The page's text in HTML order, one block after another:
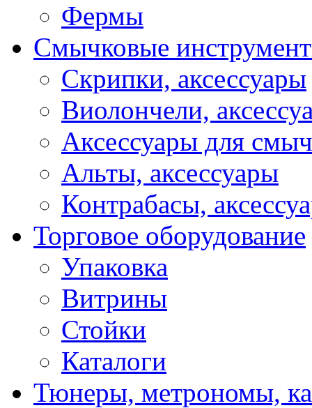
Фермы
Смычковые
Скрипки, аксессуары
Виолончели,
Аксессуары для
Альты, аксессуары
Контрабасы,
Торговое оборудование
Упаковка
Витрины
Стойки
Каталоги
Тюнеры, метрономы,